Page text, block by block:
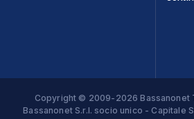
Copyright © 2009-2026 Bassanonet
Bassanonet S.r.l. socio unico - Capitale